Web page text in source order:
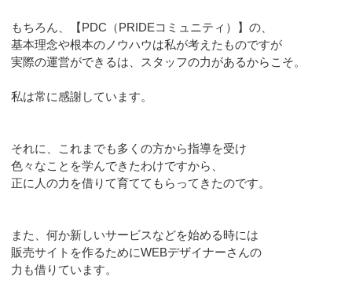
もちろん、【PDC（PRIDEコミュニティ）】の、
基本理念や根本のノウハウは私が考えたものですが
実際の運営ができるは、スタッフの力があるからこそ。
私は常に感謝しています。
それに、これまでも多くの方から指導を受け
色々なことを学んできたわけですから、
正に人の力を借りて育ててもらってきたのです。
また、何か新しいサービスなどを始める時には
販売サイトを作るためにWEBデザイナーさんの
力も借りています。